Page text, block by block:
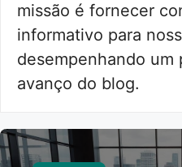
missão é fornecer
informativo para
desempenhando um
avanço do blog.